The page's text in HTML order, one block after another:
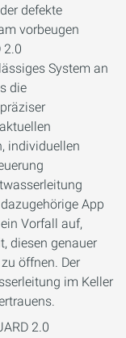
defekte
vorbeugen
2.0
System an
die
individuellen
App
Vorfall auf,
diesen genauer
öffnen. Der
im Keller
2.0